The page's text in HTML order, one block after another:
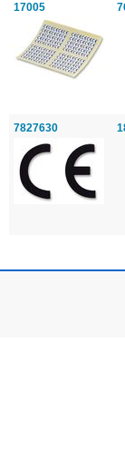
17005
7827630